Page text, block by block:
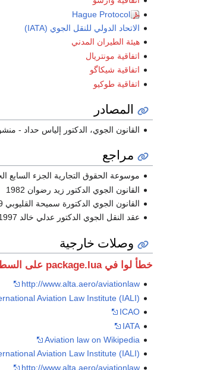
Hague Protocol
الاتحاد الدولي للنقل الجوي (IATA)
هيئة الطيران المدني
اتفاقية مونتريال
اتفاقية شيكاگو
اتفاقية طوكيو
المصادر
القانون الجوي، الدكتور إلياس حداد -
مراجع
موسوعة الحقوق التجارية الجزء السابع
القانون الجوي الدكتور زيد رضوان 1982
القانون الجوي الدكتورة سميحة القليوبي 1989
عقد النقل الجوي الدكتور عدلي خالد 1997
وصلات خارجية
خطأ لوا في package.lua على السطر 80: module 'Module:Portal/images/و' not found.
http://www.alta.aero/aviationlaw
Aviation Law Institute (IALI)
ICAO
IATA
Aviation law on Wikipedia
Aviation Law Institute (IALI)
http://www.alta.aero/aviationlaw